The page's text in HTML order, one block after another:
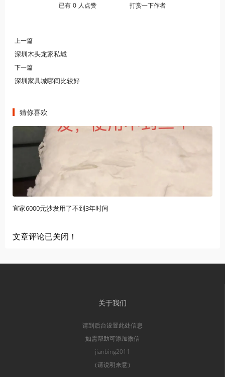
已有 0 人点赞 打赏一下作者
上一篇
深圳木头龙家私城
下一篇
深圳家具城哪间比较好
猜你喜欢
宜家6000元沙发用了不到3年时间
文章评论已关闭！
关于我们
请到后台设置此处信息
如需帮助可添加微信
jianbing2011
（请说明来意）